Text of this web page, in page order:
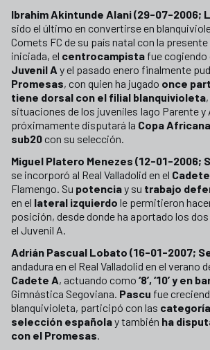
Ibrahim Akintunde Alani (29-07-2006;
sido el último en convertirse en
Comets FC de su país natal con la
iniciada, el centrocampista fue cogiendo
Juvenil A y el pasado enero finalmente
Promesas, con quien ha jugado once
tiene dorsal con el filial blanquivioleta
situaciones de los juveniles Iago Parente y
próximamente disputará la Copa
sub20con su selección.
Miguel Platero Menezes (12-01-2006;
se incorporó al Real Valladolid en el
Flamengo. Su potenciay su trabajo
en el lateral izquierdo le permitieron
posición, desde donde ha aportado los
el Juvenil A.
Adrián Pascual Lobato (16-01-2007;
andadura en el Real Valladolid en el verano
Cadete A, actuando como ‘8’, ‘10’ y en
Gimnástica Segoviana. Pascu fue
blanquivioleta, participó con las
selección españolay también ha
con el Promesas.